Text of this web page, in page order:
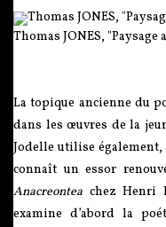
Thomas JONES,
La topique ancienne du
dans les œuvres de la
Jodelle utilise
connaît un essor
Anacreontea chez Henri
examine d’abord la